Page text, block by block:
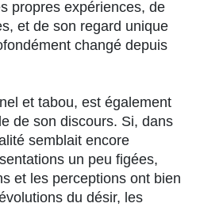
propres expériences, de
et de son regard unique
changé depuis
et tabou, est également
de son discours. Si, dans
semblait encore
un peu figées,
et les perceptions ont bien
du désir, les